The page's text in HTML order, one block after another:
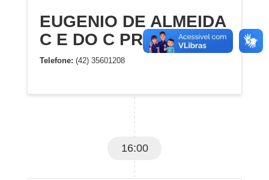
EUGENIO DE ALMEIDA
C E DO C PROF EF M
Telefone: (42) 35601208
16:00